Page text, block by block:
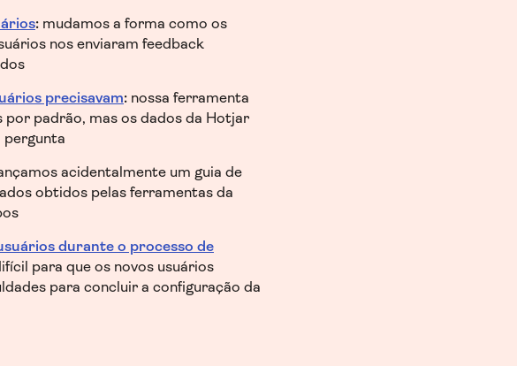
:mudamos a forma como os
nos enviaram feedback
precisavam:nossa ferramenta
padrão, mas os dados da Hotjar
pergunta
acidentalmente um guia de
obtidos pelas ferramentas da
durante o processo de
para que os novos usuários
para concluir a configuração da